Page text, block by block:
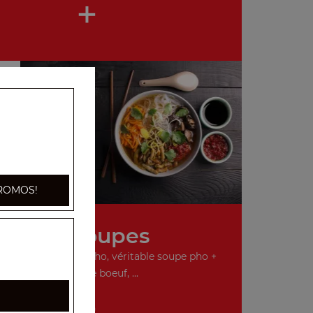
+
Nos Soupes
véritable soupe pho, véritable soupe pho +
boulettes de boeuf, ...